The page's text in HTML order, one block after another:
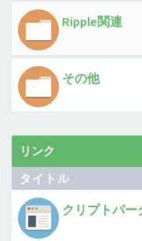
Ripple関連
その他
リンク
タイトル
クリプトパー